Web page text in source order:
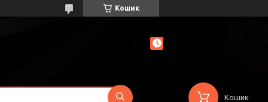
Кошик
Кошик